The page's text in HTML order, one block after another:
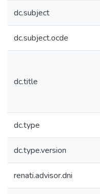
dc.subject
dc.subject.ocde
dc.title
dc.type
dc.type.version
renati.advisor.dni